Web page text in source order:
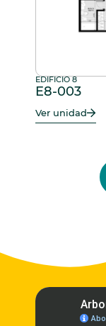
EDIFICIO 8
E8-003
Ver unidad